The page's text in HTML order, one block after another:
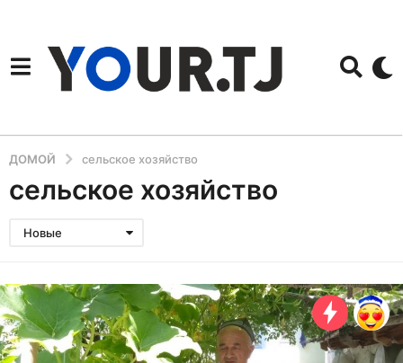
ДОМОЙ сельское хозяйство
сельское хозяйство
Новые